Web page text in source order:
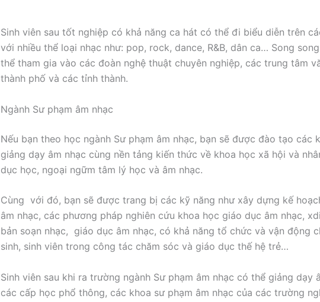
Sinh viên sau tốt nghiệp có khả năng ca hát có thể đi biểu diễn trên
với nhiều thể loại nhạc như: pop, rock, dance, R&B, dân ca… Song
thể tham gia vào các đoàn nghệ thuật chuyên nghiệp, các trung tâm
thành phố và các tỉnh thành.
Ngành Sư phạm âm nhạc
Nếu bạn theo học ngành Sư phạm âm nhạc, bạn sẽ được đào tạo các
giảng dạy âm nhạc cùng nền tảng kiến thức về khoa học xã hội và
dục học, ngoại ngữm tâm lý học và âm nhạc.
Cùng với đó, bạn sẽ được trang bị các kỹ năng như xây dựng kế
âm nhạc, các phương pháp nghiên cứu khoa học giáo dục âm nhạc,
bản soạn nhạc, giáo dục âm nhạc, có khả năng tổ chức và vận động
sinh, sinh viên trong công tác chăm sóc và giáo dục thế hệ trẻ…
Sinh viên sau khi ra trường ngành Sư phạm âm nhạc có thể giảng dạy
các cấp học phổ thông, các khoa sư phạm âm nhạc của các trường